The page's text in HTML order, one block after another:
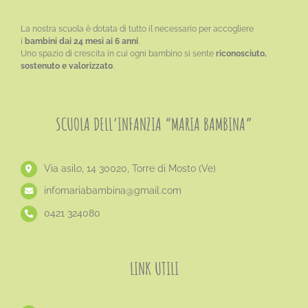
La nostra scuola è dotata di tutto il necessario per accogliere
i bambini dai 24 mesi ai 6 anni.
Uno spazio di crescita in cui ogni bambino si sente riconosciuto,
sostenuto e valorizzato.
SCUOLA DELL’INFANZIA “MARIA BAMBINA”
Via asilo, 14 30020, Torre di Mosto (Ve)
​infomariabambina@gmail.com
0421 324080
LINK UTILI